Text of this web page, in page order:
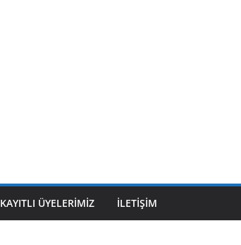
KAYITLI ÜYELERIMIZ İLETIŞIM